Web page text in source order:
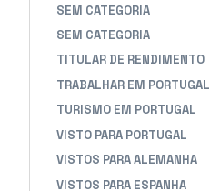
SEM CATEGORIA
SEM CATEGORIA
TITULAR DE RENDIMENTO
TRABALHAR EM PORTUGAL
TURISMO EM PORTUGAL
VISTO PARA PORTUGAL
VISTOS PARA ALEMANHA
VISTOS PARA ESPANHA